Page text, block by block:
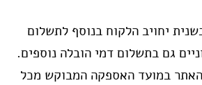
יחויב הלקוח בנוסף לתשלום
גם בתשלום דמי הובלה נוספים.
במועד האספקה המבוקש מכל